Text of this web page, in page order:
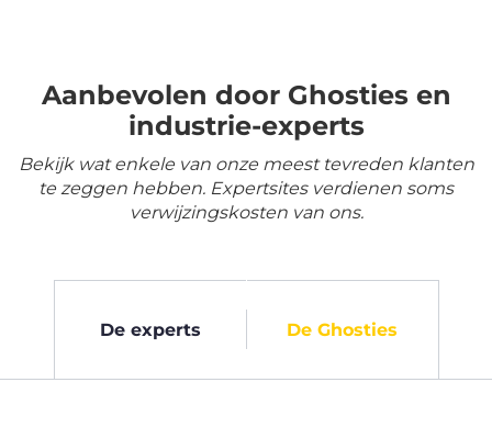
Aanbevolen door Ghosties en
industrie-experts
Bekijk wat enkele van onze meest tevreden klanten
te zeggen hebben. Expertsites verdienen soms
verwijzingskosten van ons.
De experts De Ghosties